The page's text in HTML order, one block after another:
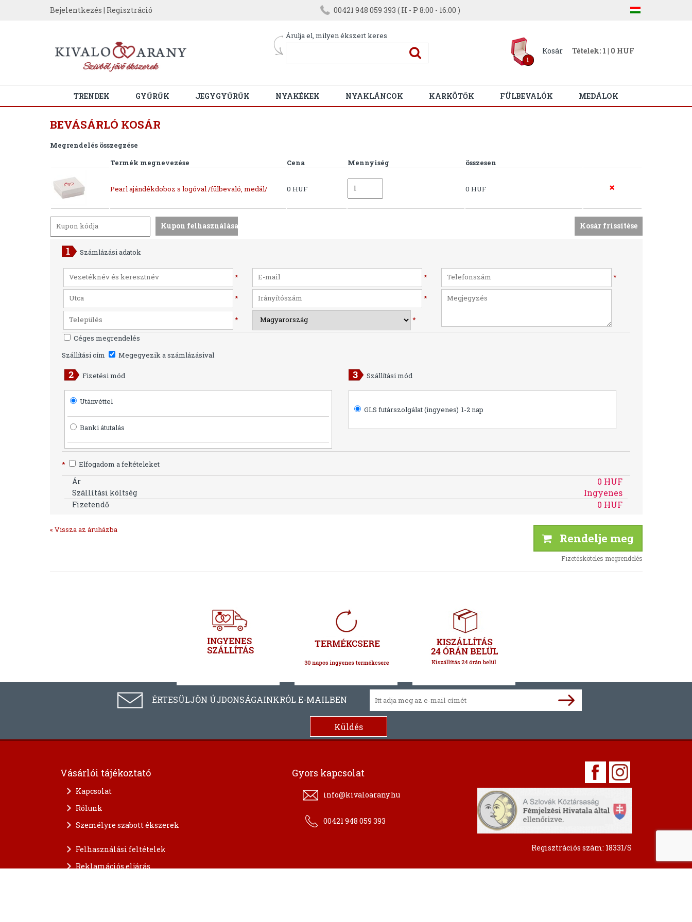
Bejelentkezés | Regisztráció 00421 948 059 393 ( H - P 8:00 - 16:00 )
Árulja el, milyen ékszert keres
1
Kosár Tételek: 1 | 0 HUF
TRENDEK GYŰRŰK JEGYGYŰRŰK NYAKÉKEK NYAKLÁNCOK KARKÖTŐK FÜLBEVALÓK MEDÁLOK
BEVÁSÁRLÓ KOSÁR
Megrendelés összegzése
Termék megnevezése
Cena Mennyiség összesen
Pearl ajándékdoboz s logóval /fülbevaló, medál/ 0 HUF 0 HUF
Számlázási adatok
* * *
* *
*
*
Céges megrendelés
Szállítási cím
Megegyezik a számlázásival
Fizetési mód
Utánvéttel
Banki átutalás
Szállítási mód
GLS futárszolgálat (ingyenes) 1-2 nap
* Elfogadom a feltételeket
Ár 0 HUF
Szállítási költség Ingyenes
Fizetendő 0 HUF
« Vissza az áruházba
Rendelje meg
Fizetésköteles megrendelés
ÉRTESÜLJÖN ÚJDONSÁGAINKRÓL E-MAILBEN
Vásárlói tájékoztató
Kapcsolat
Rólunk
Személyre szabott ékszerek
Felhasználási feltételek
Reklamációs eljárás
Gyors kapcsolat
info@kivaloarany.hu
00421 948 059 393
Regisztrációs szám: 18331/S